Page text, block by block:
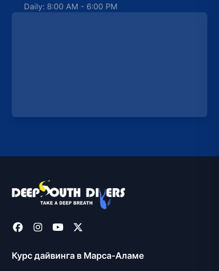
Daily: 8:00 AM - 6:00 PM
Курс дайвинга в Марса-Аламе